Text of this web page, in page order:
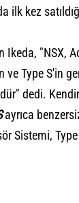
ilk kez
Ikeda, "NSX,
ve Type S'in
dedi.
ayrıca
Sistemi,